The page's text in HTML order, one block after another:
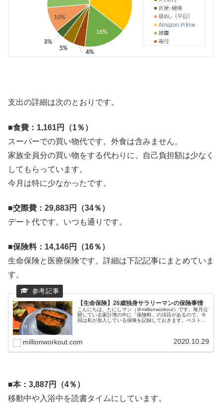
支出の詳細は次のとおりです。
■食費：1,161円（1％）
スーパーでの買い物代です。外食は含みません。
家族全員分の買い物をする代わりに、自己負担額は少なく
してもらっています。
今月は特に少なかったです。
■交際費：29,883円（34％）
デート代です。いつも通りです。
■保険料：14,146円（16％）
生命保険と医療保険です。詳細は下記記事にまとめていま
す。
【生命保険】26歳独身サラリーマンの保険事情
こんにちは、たにしマン（＠millionworkout）です。毎月公
開している家計簿の中に「保険料」の項目があるので、今
回は私が加入している保険を記録しておきます。ベストセ
millionworkout.com 2020.10.29
■本：3,887円（4％）
移動中や入浴中を読書タイムにしています。